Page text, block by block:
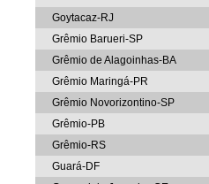
Goytacaz-RJ
Grêmio Barueri-SP
Grêmio de Alagoinhas-BA
Grêmio Maringá-PR
Grêmio Novorizontino-SP
Grêmio-PB
Grêmio-RS
Guará-DF